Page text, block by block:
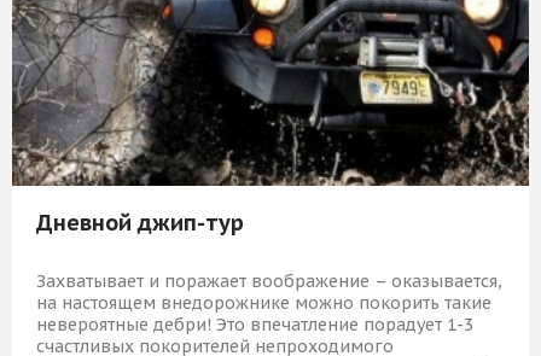
Дневной джип-тур
Захватывает и поражает воображение – оказывается,
на настоящем внедорожнике можно покорить такие
невероятные дебри! Это впечатление порадует 1-3
счастливых покорителей непроходимого